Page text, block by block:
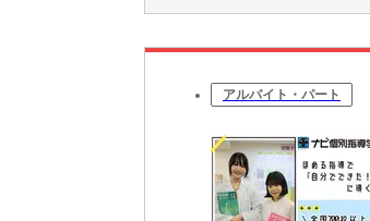
アルバイト・パート